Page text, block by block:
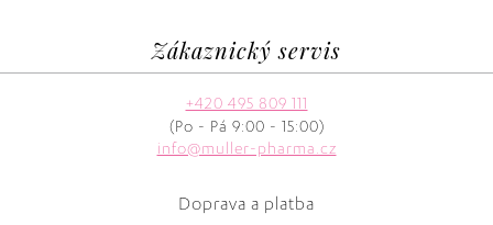
Zákaznický servis
+420 495 809 111
(Po - Pá 9:00 - 15:00)
info@muller-pharma.cz
Doprava a platba